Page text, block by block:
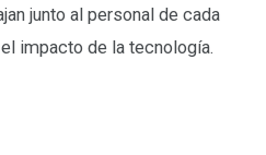
junto al personal de cada
impacto de la tecnología.